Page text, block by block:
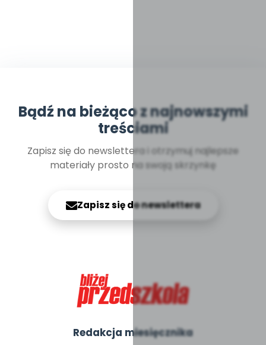
Bądź na bieżąco z najnowszymi
treściami
Zapisz się do newslettera i otrzymuj najlepsze
materiały prosto na swoją skrzynkę
Zapisz się do newslettera
Redakcja miesięcznika